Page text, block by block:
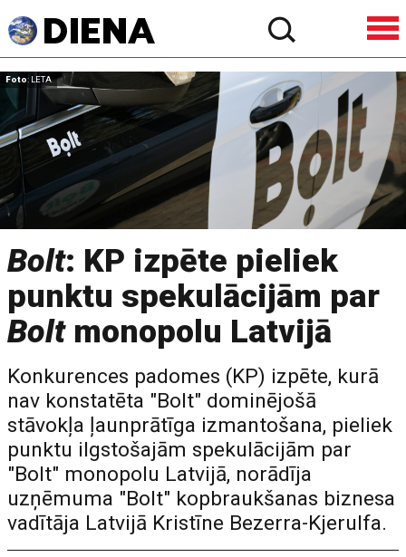
Foto: LETA
Bolt: KP izpēte pieliek
punktu spekulācijām par
Boltmonopolu Latvijā
Konkurences padomes (KP) izpēte, kurā
nav konstatēta "Bolt" dominējošā
stāvokļa ļaunprātīga izmantošana, pieliek
punktu ilgstošajām spekulācijām par
"Bolt" monopolu Latvijā, norādīja
uzņēmuma "Bolt" kopbraukšanas biznesa
vadītāja Latvijā Kristīne Bezerra-Kjerulfa.